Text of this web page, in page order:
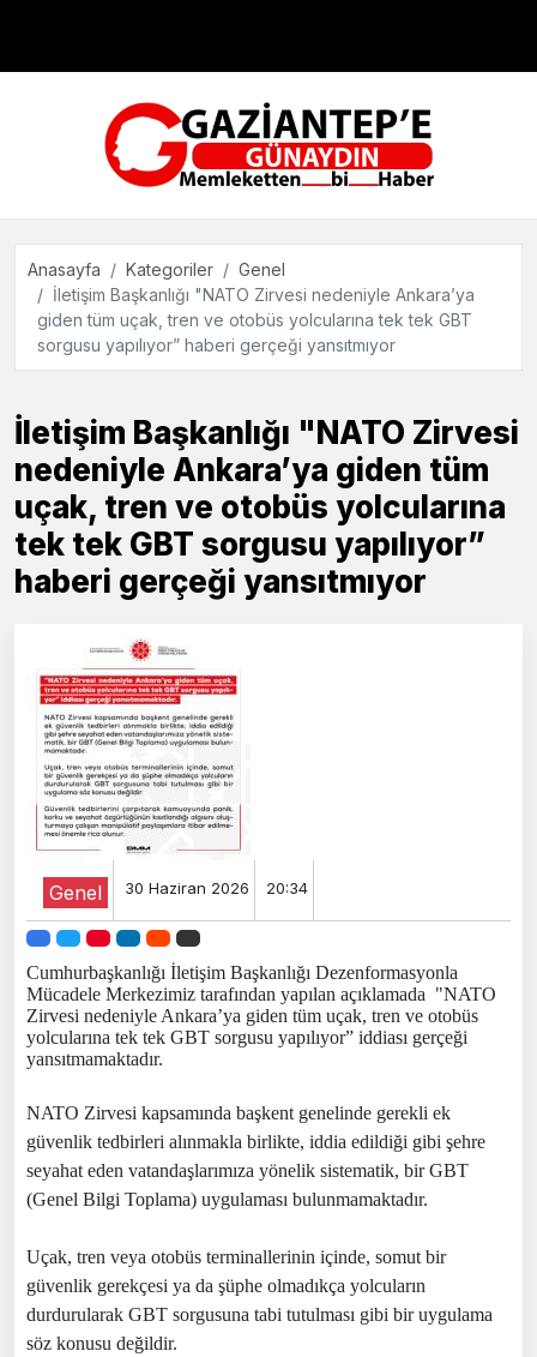
Teknoloji
Anasayfa Kategoriler
Genel
İletişim Başkanlığı "NATO Zirvesi nedeniyle Ankara’ya
giden tüm uçak, tren ve otobüs yolcularına tek tek GBT
sorgusu yapılıyor” haberi gerçeği yansıtmıyor
İletişim Başkanlığı "NATO Zirvesi
nedeniyle Ankara’ya giden tüm
uçak, tren ve otobüs yolcularına
tek tek GBT sorgusu yapılıyor”
haberi gerçeği yansıtmıyor
Genel 30 Haziran 2026 20:34
Cumhurbaşkanlığı İletişim Başkanlığı Dezenformasyonla
Mücadele Merkezimiz tarafından yapılan açıklamada "NATO
Zirvesi nedeniyle Ankara’ya giden tüm uçak, tren ve otobüs
yolcularına tek tek GBT sorgusu yapılıyor” iddiası gerçeği
yansıtmamaktadır.
NATO Zirvesi kapsamında başkent genelinde gerekli ek
güvenlik tedbirleri alınmakla birlikte, iddia edildiği gibi şehre
seyahat eden vatandaşlarımıza yönelik sistematik, bir GBT
(Genel Bilgi Toplama) uygulaması bulunmamaktadır.
Uçak, tren veya otobüs terminallerinin içinde, somut bir
güvenlik gerekçesi ya da şüphe olmadıkça yolcuların
durdurularak GBT sorgusuna tabi tutulması gibi bir uygulama
söz konusu değildir.